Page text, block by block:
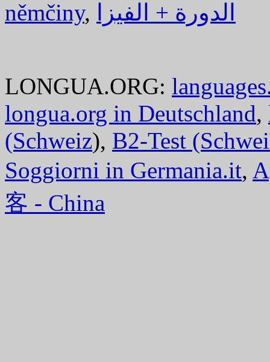
němčiny, الدورة + الفيزا
LONGUA.ORG:
longua.org in Deutschland,
(Schweiz), B2-Test
Soggiorni in Germania.it,
客 - China